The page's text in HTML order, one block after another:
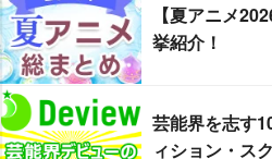
【夏アニメ
挙紹介！
芸能界を志す
ィション・ス